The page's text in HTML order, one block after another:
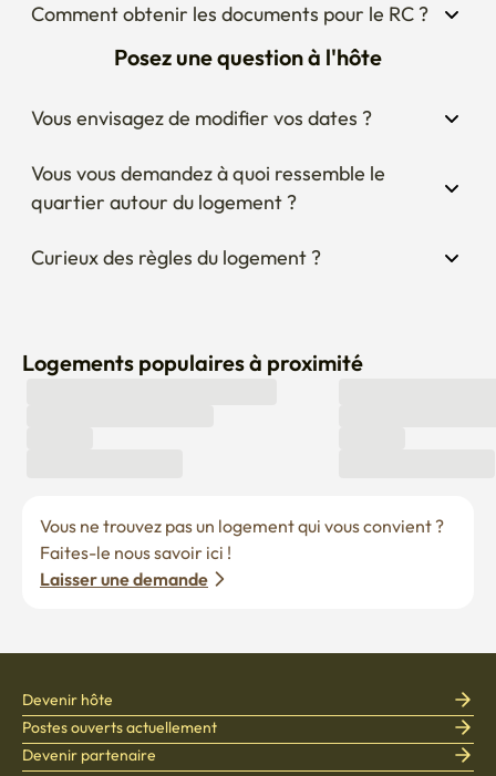
Comment obtenir les documents pour le RC ?
Posez une question à l'hôte
Vous envisagez de modifier vos dates ?
Vous vous demandez à quoi ressemble le
quartier autour du logement ?
Curieux des règles du logement ?
Logements populaires à proximité
Vous ne trouvez pas un logement qui vous convient ?
Faites-le nous savoir ici !
Laisser une demande
Devenir hôte
Postes ouverts actuellement
Devenir partenaire